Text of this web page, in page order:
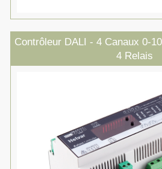
Contrôleur DALI - 4 Canaux 0-
4 Relais